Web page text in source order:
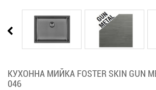
КУХОННА МИЙКА FOSTER SKIN GUN
046